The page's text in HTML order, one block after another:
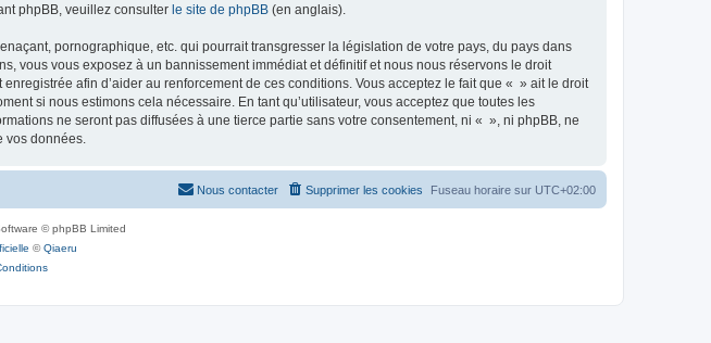
phpBB, veuillez consulter le site de phpBB (en anglais).
pornographique, etc. qui pourrait transgresser la législation de votre pays, du pays dans
vous vous exposez à un bannissement immédiat et définitif et nous nous réservons le droit
afin d’aider au renforcement de ces conditions. Vous acceptez le fait que « » ait le droit
si nous estimons cela nécessaire. En tant qu’utilisateur, vous acceptez que toutes les
ne seront pas diffusées à une tierce partie sans votre consentement, ni « », ni phpBB, ne
vos données.
Fuseau horaire sur UTC+02:00
Supprimer les cookies
Nous contacter
© phpBB Limited
©Qiaeru